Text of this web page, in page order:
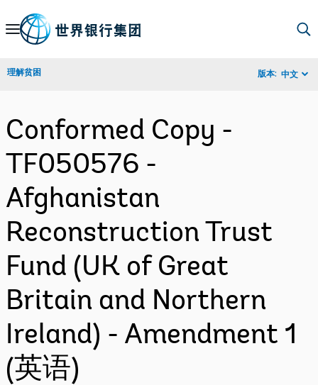
Skip
Navigation
理解贫困 版本: 中文
Conformed Copy -
TF050576 -
Afghanistan
Reconstruction Trust
Fund (UK of Great
Britain and Northern
Ireland) - Amendment 1
(英语)